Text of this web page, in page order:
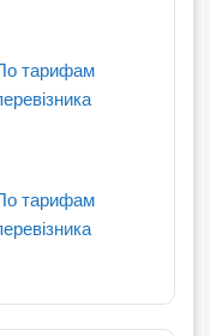
тарифам
тарифам